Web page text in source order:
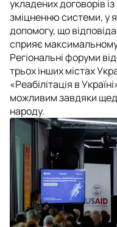
укладених договорів
зміцненню системи, у
допомогу, що
сприяє
Регіональні форуми
трьох інших містах
«Реабілітація в
можливим завдяки
народу.